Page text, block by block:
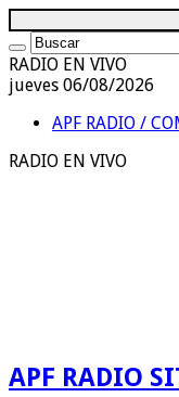
RADIO EN VIVO
jueves 06/08/2026
APF RADIO /
RADIO EN VIVO
APF RADIO